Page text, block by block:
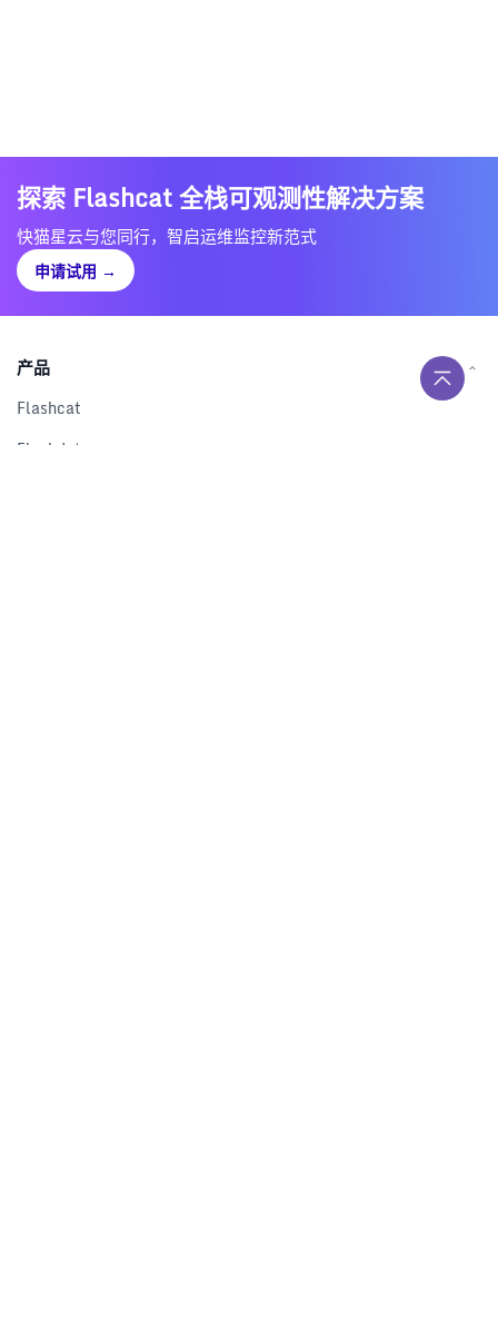
探索 Flashcat 全栈可观测性解决方案
快猫星云与您同行，智启运维监控新范式
申请试用 →
产品
Flashcat
Flashduty